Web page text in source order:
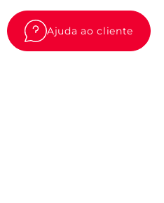
Ajuda ao cliente